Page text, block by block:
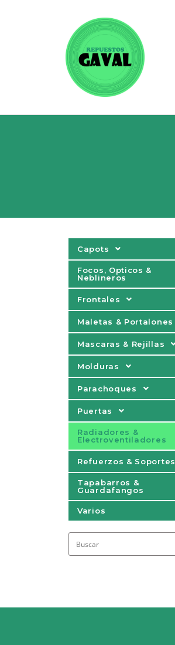
Capots
Focos, Opticos &
Neblineros
Frontales
Maletas & Portalones
Mascaras & Rejillas
Molduras
Parachoques
Puertas
Radiadores &
Electroventiladores
Refuerzos & Soportes
Tapabarros &
Guardafangos
Varios